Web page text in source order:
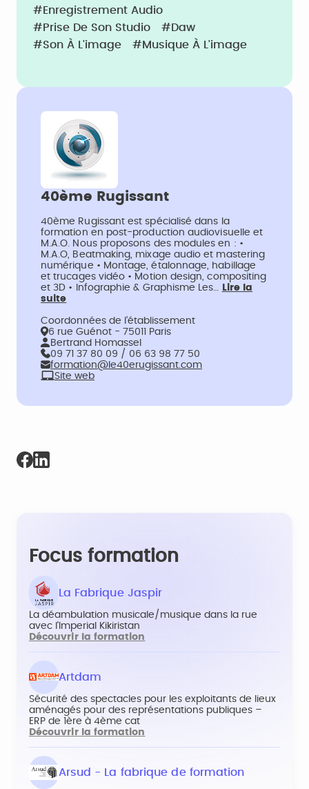
#Enregistrement Audio
#Prise De Son Studio
#Daw
#Son À L'image
#Musique À L'image
40ème Rugissant
40ème Rugissant est spécialisé dans la
formation en post-production audiovisuelle et
M.A.O. Nous proposons des modules en : •
M.A.O, Beatmaking, mixage audio et mastering
numérique • Montage, étalonnage, habillage
et trucages vidéo • Motion design, compositing
et 3D • Infographie & Graphisme Les… Lire la
suite
Coordonnées de l’établissement
6 rue Guénot - 75011 Paris
Bertrand Homassel
09 71 37 80 09 / 06 63 98 77 50
formation@le40erugissant.com
Site web
Focus formation
La Fabrique Jaspir
La déambulation musicale/musique dans la rue
avec l'Imperial Kikiristan
Découvrir la formation
Artdam
Sécurité des spectacles pour les exploitants de lieux
aménagés pour des représentations publiques –
ERP de 1ère à 4ème cat
Découvrir la formation
Arsud - La fabrique de formation